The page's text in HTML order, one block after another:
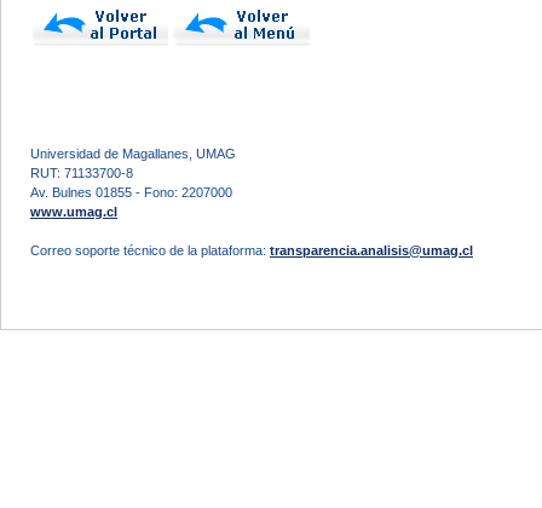
Universidad de Magallanes, UMAG
RUT: 71133700-8
Av. Bulnes 01855 - Fono: 2207000
www.umag.cl
Correo soporte técnico de la plataforma: transparencia.analisis@umag.cl